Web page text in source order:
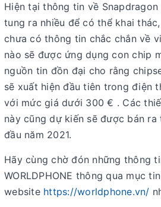
Hiện tại thông tin về
tung ra nhiều để có thể khai
chưa có thông tin chắc chắn về
nào sẽ được ứng dụng con chip
nguồn tin đồn đại cho rằng
sẽ xuất hiện đầu tiên trong điện
với mức giá dưới 300 € . Các
này cũng dự kiến sẽ được bán
đầu năm 2021.
Hãy cùng chờ đón những thông
WORLDPHONE thông qua mục
website https://worldphone.vn/